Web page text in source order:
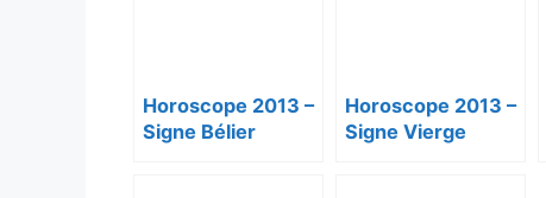
Horoscope 2013 –
Signe Bélier
Horoscope 2013 –
Signe Vierge